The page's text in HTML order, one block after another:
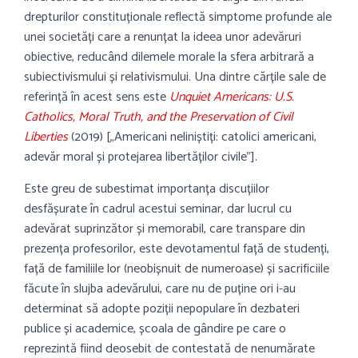
drepturilor constituționale reflectă simptome profunde ale
unei societăți care a renunțat la ideea unor adevăruri
obiective, reducând dilemele morale la sfera arbitrară a
subiectivismului și relativismului. Una dintre cărțile sale de
referință în acest sens este Unquiet Americans: U.S.
Catholics, Moral Truth, and the Preservation of Civil
Liberties(2019) [„Americani neliniștiți: catolici americani,
adevăr moral și protejarea libertăților civile”].
Este greu de subestimat importanța discuțiilor
desfășurate în cadrul acestui seminar, dar lucrul cu
adevărat suprinzător și memorabil, care transpare din
prezența profesorilor, este devotamentul față de studenți,
față de familiile lor (neobișnuit de numeroase) și sacrificiile
făcute în slujba adevărului, care nu de puține ori i-au
determinat să adopte poziții nepopulare în dezbateri
publice și academice, școala de gândire pe care o
reprezintă fiind deosebit de contestată de nenumărate